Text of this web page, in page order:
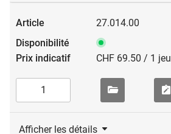
27.014.00
CHF 69.50 / 1 jeu
Afficher les détails